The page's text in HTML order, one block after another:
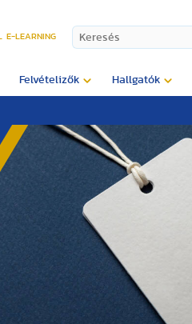
E-LEARNING
Felvételizők Hallgatók